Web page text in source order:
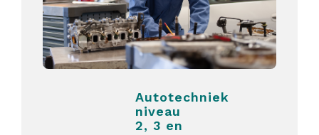
Autotechniek
niveau
2, 3 en